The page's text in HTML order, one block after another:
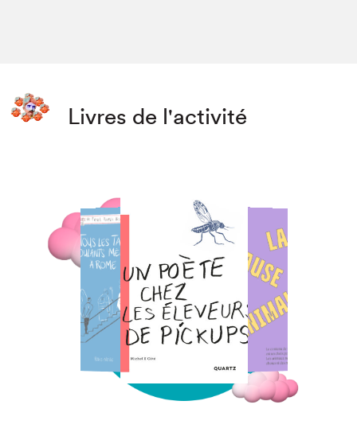
Livres de l'activité